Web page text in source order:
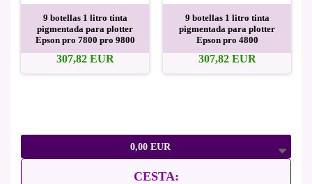
0,00 EUR
CESTA:
9 botellas 1 litro tinta
pigmentada para plotter
Epson pro 7800 pro 9800
307,82 EUR
9 botellas 1 litro tinta
pigmentada para plotter
Epson pro 4800
307,82 EUR